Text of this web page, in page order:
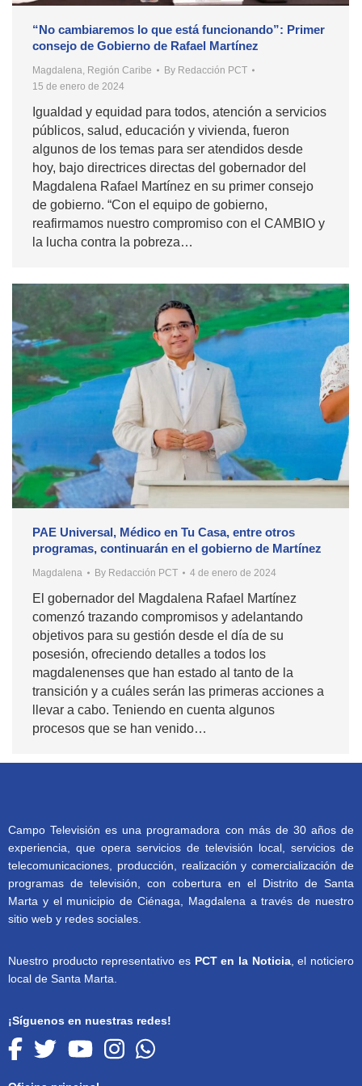
“No cambiaremos lo que está funcionando”: Primer
consejo de Gobierno de Rafael Martínez
Magdalena, Región Caribe By Redacción PCT
15 de enero de 2024
Igualdad y equidad para todos, atención a servicios
públicos, salud, educación y vivienda, fueron
algunos de los temas para ser atendidos desde
hoy, bajo directrices directas del gobernador del
Magdalena Rafael Martínez en su primer consejo
de gobierno. “Con el equipo de gobierno,
reafirmamos nuestro compromiso con el CAMBIO y
la lucha contra la pobreza…
PAE Universal, Médico en Tu Casa, entre otros
programas, continuarán en el gobierno de Martínez
Magdalena By Redacción PCT 4 de enero de 2024
El gobernador del Magdalena Rafael Martínez
comenzó trazando compromisos y adelantando
objetivos para su gestión desde el día de su
posesión, ofreciendo detalles a todos los
magdalenenses que han estado al tanto de la
transición y a cuáles serán las primeras acciones a
llevar a cabo. Teniendo en cuenta algunos
procesos que se han venido…
Campo Televisión es una programadora con más de 30 años de
experiencia, que opera servicios de televisión local, servicios de
telecomunicaciones, producción, realización y comercialización de
programas de televisión, con cobertura en el Distrito de Santa
Marta y el municipio de Ciénaga, Magdalena a través de nuestro
sitio web y redes sociales.
Nuestro producto representativo es PCT en la Noticia, el noticiero
local de Santa Marta.
¡Síguenos en nuestras redes!